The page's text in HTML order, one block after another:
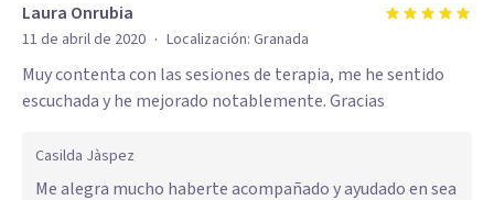
Laura Onrubia
11 de abril de 2020 · Localización: Granada
Muy contenta con las sesiones de terapia, me he sentido
escuchada y he mejorado notablemente. Gracias
Casilda Jàspez
Me alegra mucho haberte acompañado y ayudado en sea